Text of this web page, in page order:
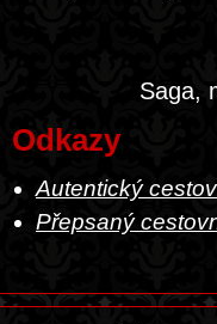
Saga,
Odkazy
Autentický
Přepsaný